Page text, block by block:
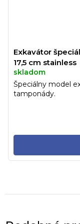
Exkavátor
17,5 cm stainless
skladom
Špeciálny model
tamponády.